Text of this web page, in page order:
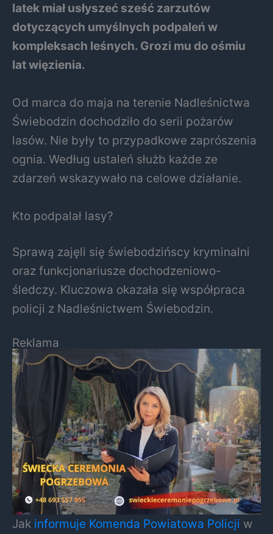
latek miał usłyszeć sześć zarzutów
dotyczących umyślnych podpaleń w
kompleksach leśnych. Grozi mu do ośmiu
lat więzienia.
Od marca do maja na terenie Nadleśnictwa
Świebodzin dochodziło do serii pożarów
lasów. Nie były to przypadkowe zaprószenia
ognia. Według ustaleń służb każde ze
zdarzeń wskazywało na celowe działanie.
Kto podpalał lasy?
Sprawą zajęli się świebodzińscy kryminalni
oraz funkcjonariusze dochodzeniowo-
śledczy. Kluczowa okazała się współpraca
policji z Nadleśnictwem Świebodzin.
Reklama
Jak informuje Komenda Powiatowa Policji w